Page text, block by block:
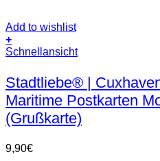
Add to wishlist
+
Schnellansicht
Stadtliebe® |
Maritime Postkarten
(Grußkarte)
9,90€